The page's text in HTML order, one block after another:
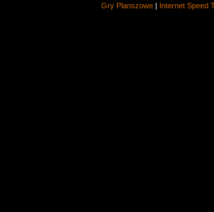
Gry Planszowe | Internet Speed